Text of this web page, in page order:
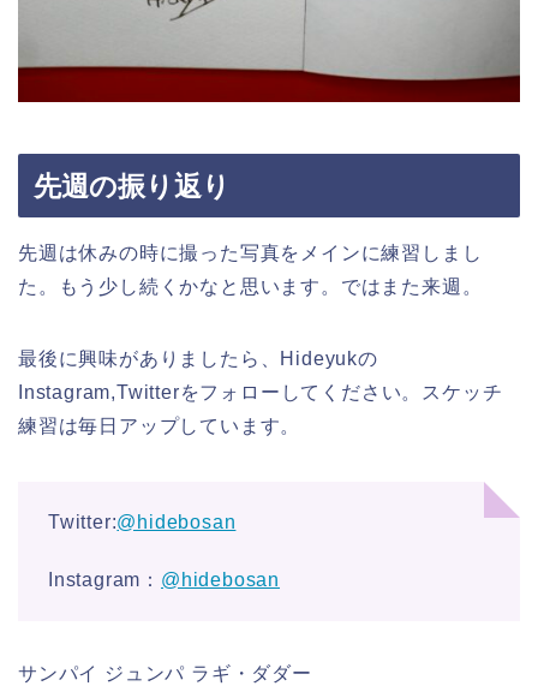
先週の振り返り
先週は休みの時に撮った写真をメインに練習しまし
た。もう少し続くかなと思います。ではまた来週。
最後に興味がありましたら、Hideyukの
Instagram,Twitterをフォローしてください。スケッチ
練習は毎日アップしています。
Twitter:@hidebosan
Instagram： @hidebosan
サンパイ ジュンパ ラギ・ダダー